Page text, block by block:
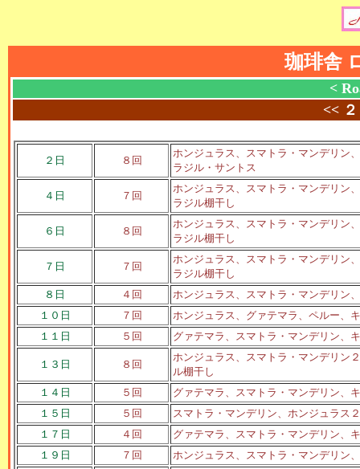
珈琲舎
<
<<
２日 ８回
ホンジュラス、スマトラ・マンデリン
ラジル・サントス
４日 ７回
ホンジュラス、スマトラ・マンデリン
ラジル棚干し
６日 ８回
ホンジュラス、スマトラ・マンデリン
ラジル棚干し
７日 ７回
ホンジュラス、スマトラ・マンデリン
ラジル棚干し
８日
４回
ホンジュラス、スマトラ・マンデリン
１０日
７回
ホンジュラス、グァテマラ、ペルー、
１１日
５回 グァテマラ、スマトラ・マンデリン、
１３日 ８回
ホンジュラス、スマトラ・マンデリン
ル棚干し
１４日
５回
グァテマラ、スマトラ・マンデリン、
１５日
５回
スマトラ・マンデリン、ホンジュラス
１７日
４回
グァテマラ、スマトラ・マンデリン、
１９日
７回 ホンジュラス、スマトラ・マンデリン